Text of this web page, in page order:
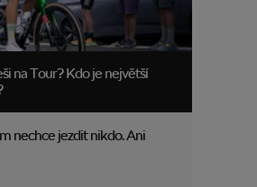
na Tour? Kdo je největší
nechce jezdit nikdo. Ani